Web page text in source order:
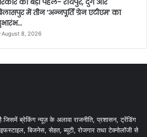
की बड़ी पहल- रायपुर, दुर्ग और
में तीन ‘अन्नपूर्ति ग्रेन एटीएम‘ का
August 8, 2026
जिसमें ब्रेकिंग न्यूज़ के अलावा राजनीति, प्रशासन, ट्रेंडिंग
बिजनेस, सेहत, ब्यूटी, रोजगार तथा टेक्नोलॉजी से